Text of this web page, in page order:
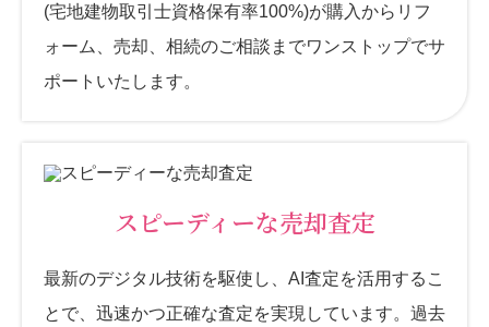
(宅地建物取引士資格保有率100%)が購入からリフ
ォーム、売却、相続のご相談までワンストップでサ
ポートいたします。
スピーディーな売却査定
最新のデジタル技術を駆使し、AI査定を活用するこ
とで、迅速かつ正確な査定を実現しています。過去